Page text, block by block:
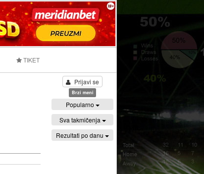
TIKET
Prijavi se
Brzi meni
Popularno
Sva takmičenja
Rezultati po danu